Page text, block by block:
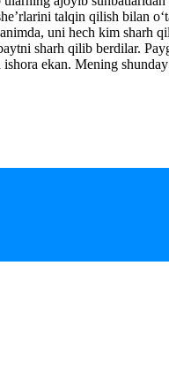
talqin qilish bilan
uni hech kim
sharh qilib berdilar.
ekan. Mening